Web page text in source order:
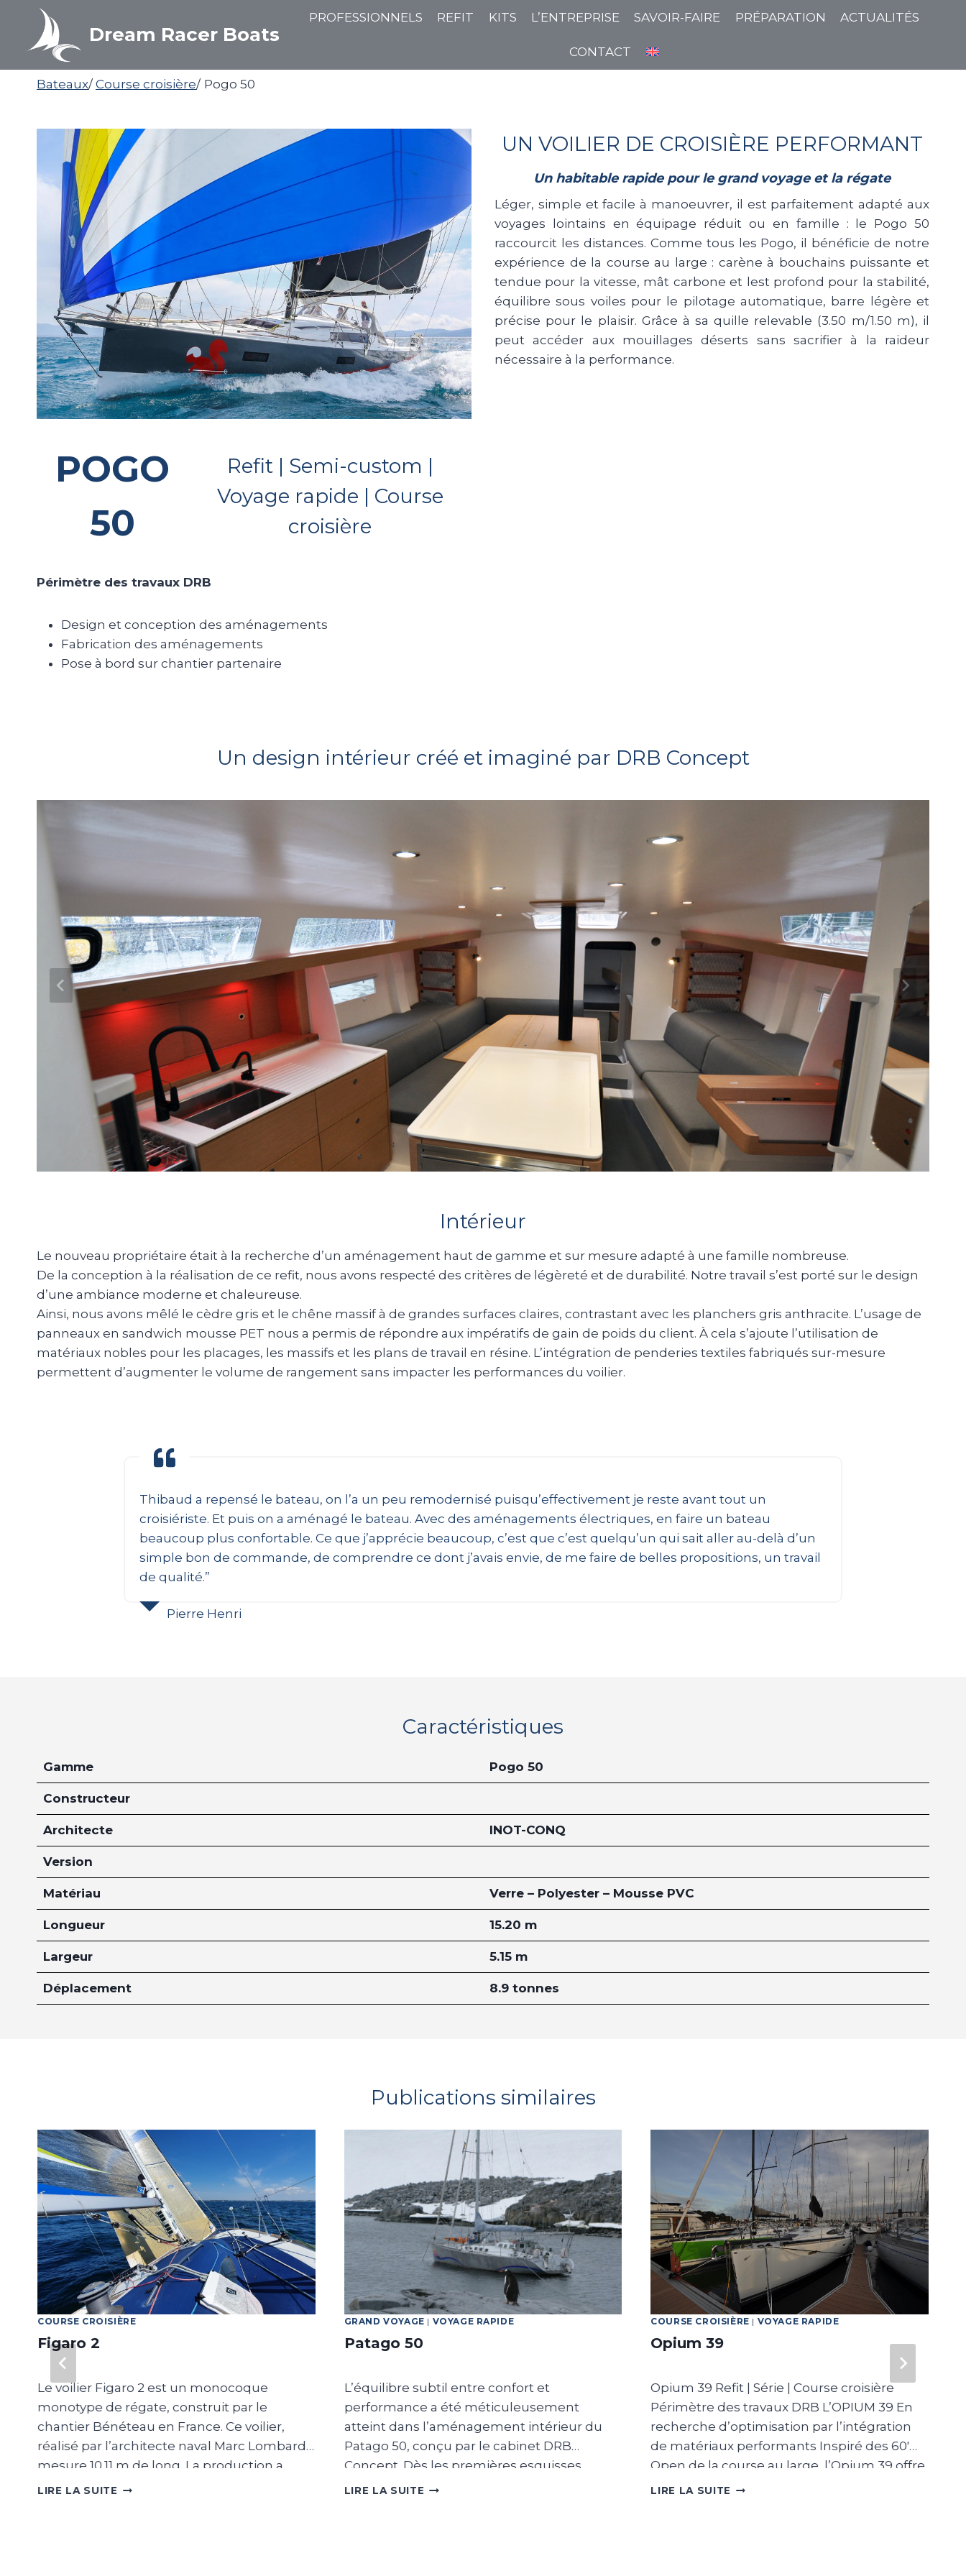
contenu
Dream Racer Boats
PROFESSIONNELS REFIT KITS L’ENTREPRISE SAVOIR-FAIRE PRÉPARATION ACTUALITÉS
CONTACT
Bateaux/ Course croisière/ Pogo 50
POGO
50
Refit | Semi-custom |
Voyage rapide | Course
croisière
Périmètre des travaux DRB
Design et conception des aménagements
Fabrication des aménagements
Pose à bord sur chantier partenaire
UN VOILIER DE CROISIÈRE PERFORMANT
Un habitable rapide pour le grand voyage et la régate
Léger, simple et facile à manoeuvrer, il est parfaitement adapté aux
voyages lointains en équipage réduit ou en famille : le Pogo 50
raccourcit les distances. Comme tous les Pogo, il bénéficie de notre
expérience de la course au large : carène à bouchains puissante et
tendue pour la vitesse, mât carbone et lest profond pour la stabilité,
équilibre sous voiles pour le pilotage automatique, barre légère et
précise pour le plaisir. Grâce à sa quille relevable (3.50 m/1.50 m), il
peut accéder aux mouillages déserts sans sacrifier à la raideur
nécessaire à la performance.
Un design intérieur créé et imaginé par DRB Concept
Intérieur
Le nouveau propriétaire était à la recherche d’un aménagement haut de gamme et sur mesure adapté à une famille nombreuse.
De la conception à la réalisation de ce refit, nous avons respecté des critères de légèreté et de durabilité. Notre travail s’est porté sur le design
d’une ambiance moderne et chaleureuse.
Ainsi, nous avons mêlé le cèdre gris et le chêne massif à de grandes surfaces claires, contrastant avec les planchers gris anthracite. L’usage de
panneaux en sandwich mousse PET nous a permis de répondre aux impératifs de gain de poids du client. À cela s’ajoute l’utilisation de
matériaux nobles pour les placages, les massifs et les plans de travail en résine. L’intégration de penderies textiles fabriqués sur-mesure
permettent d’augmenter le volume de rangement sans impacter les performances du voilier.
Thibaud a repensé le bateau, on l’a un peu remodernisé puisqu’effectivement je reste avant tout un
croisiériste. Et puis on a aménagé le bateau. Avec des aménagements électriques, en faire un bateau
beaucoup plus confortable. Ce que j’apprécie beaucoup, c’est que c’est quelqu’un qui sait aller au-delà d’un
simple bon de commande, de comprendre ce dont j’avais envie, de me faire de belles propositions, un travail
de qualité.”
Pierre Henri
Caractéristiques
Gamme Pogo 50
Constructeur
Architecte INOT-CONQ
Version
Matériau Verre – Polyester – Mousse PVC
Longueur 15.20 m
Largeur 5.15 m
Déplacement 8.9 tonnes
Publications similaires
COURSE CROISIÈRE
Figaro 2
Le voilier Figaro 2 est un monocoque
monotype de régate, construit par le
chantier Bénéteau en France. Ce voilier,
réalisé par l’architecte naval Marc Lombard,
mesure 10.11 m de long. La production a
démarré en 2003 et s’est terminée en 2017.
LIRE LA SUITEFIGARO
GRAND VOYAGE | VOYAGE RAPIDE
Patago 50
L’équilibre subtil entre confort et
performance a été méticuleusement
atteint dans l’aménagement intérieur du
Patago 50, conçu par le cabinet DRB
Concept. Dès les premières esquisses,
l’objectif était de minimiser tout impact sur
LIRE LA SUITE PATAGO
COURSE CROISIÈRE | VOYAGE RAPIDE
Opium 39
Opium 39 Refit | Série | Course croisière
Périmètre des travaux DRB L’OPIUM 39 En
recherche d’optimisation par l’intégration
de matériaux performants Inspiré des 60′
Open de la course au large, l’Opium 39 offre
des sensations uniques en mer tout
LIRE LA SUITE OPIUM